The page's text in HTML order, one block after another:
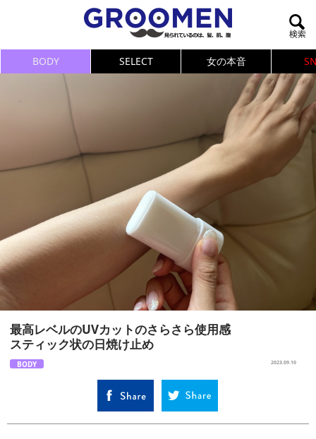
BODY SELECT 女の本音
最高レベルのUVカットのさらさら使用感
スティック状の日焼け止め
BODY 2023.09.10